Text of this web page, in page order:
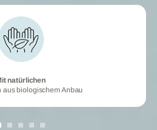
natürlichen
aus biologischem Anbau
natürlichen
aus biologischem Anbau